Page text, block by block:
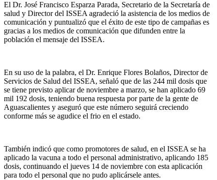
El Dr. José Francisco Esparza Parada, Secretario de la Secretaría de
salud y Director del ISSEA agradeció la asistencia de los medios de
comunicación y puntualizó que el éxito de este tipo de campañas es
gracias a los medios de comunicación que difunden entre la
población el mensaje del ISSEA.
En su uso de la palabra, el Dr. Enrique Flores Bolaños, Director de
Servicios de Salud del ISSEA, señaló que de las 244 mil dosis que
se tiene previsto aplicar de noviembre a marzo, se han aplicado 69
mil 192 dosis, teniendo buena respuesta por parte de la gente de
Aguascalientes y aseguró que este número seguirá creciendo
conforme más se agudice el frio en el estado.
También indicó que como promotores de salud, en el ISSEA se ha
aplicado la vacuna a todo el personal administrativo, aplicando 185
dosis, continuando el jueves 14 de noviembre con esta aplicación
para todo el personal que no pudo aplicársele antes.